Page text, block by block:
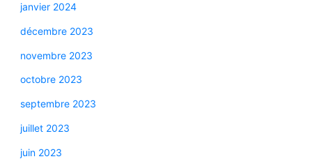
janvier 2024
décembre 2023
novembre 2023
octobre 2023
septembre 2023
juillet 2023
juin 2023